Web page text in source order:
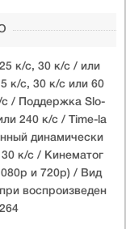
к/с, 30 к/с / или
к/с, 30 к/с или 60
с / Поддержка Slo-
240 к/с / Time-la
динамически
к/с / Кинематог
и 720p) / Вид
воспроизведен